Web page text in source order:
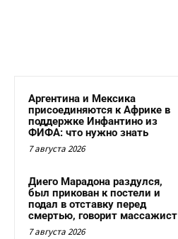
Аргентина и Мексика
присоединяются к Африке в
поддержке Инфантино из
ФИФА: что нужно знать
7 августа 2026
Диего Марадона раздулся,
был прикован к постели и
подал в отставку перед
смертью, говорит массажист
7 августа 2026